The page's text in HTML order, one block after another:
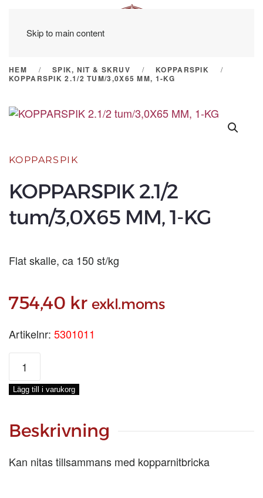
Skip to main content
HEM SPIK, NIT & SKRUV
KOPPARSPIK
KOPPARSPIK 2.1/2 TUM/3,0X65 MM, 1-KG
KOPPARSPIK
KOPPARSPIK 2.1/2
tum/3,0X65 MM, 1-KG
Flat skalle, ca 150 st/kg
754,40 kr exkl.moms
Artikelnr: 5301011
KOPPARSPIK
2.1/2
tum/3,0X65
MM,
KG
mängd
Lägg till i varukorg
Beskrivning
Kan nitas tillsammans med kopparnitbricka